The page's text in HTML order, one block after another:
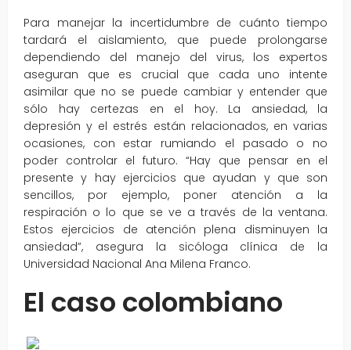
Para manejar la incertidumbre de cuánto tiempo
tardará el aislamiento, que puede prolongarse
dependiendo del manejo del virus, los expertos
aseguran que es crucial que cada uno intente
asimilar que no se puede cambiar y entender que
sólo hay certezas en el hoy. La ansiedad, la
depresión y el estrés están relacionados, en varias
ocasiones, con estar rumiando el pasado o no
poder controlar el futuro. “Hay que pensar en el
presente y hay ejercicios que ayudan y que son
sencillos, por ejemplo, poner atención a la
respiración o lo que se ve a través de la ventana.
Estos ejercicios de atención plena disminuyen la
ansiedad”, asegura la sicóloga clínica de la
Universidad Nacional Ana Milena Franco.
El caso colombiano